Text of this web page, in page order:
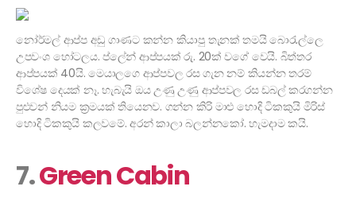
නෝර්මල් ආප්ප අඩු ගාණට කන්න කියාපු තැනක් තමයි බොරැල්ලෙ
උපවංශ හෝටලය. ප්ලේන් ආප්පයක් රු. 20ක් වගේ වෙයි. බිත්තර
ආප්පයක් 40යි. මෙයාලගෙ ආප්පවල රස ගැන නම් කියන්න තරම්
විශේෂ දෙයක් නෑ. හැබැයි ඔය උණු උණු ආප්පවල රස ඩබල් කරගන්න
පුළුවන් නියම ක්‍රමයක් තියෙනව. ගන්න කිරි මාළු හොදි ටිකකුයි මිරිස්
හොදි ටිකකුයි කලවමේ. අරන් කාලා බලන්නකෝ. හැමදාම කයි.
7.Green Cabin